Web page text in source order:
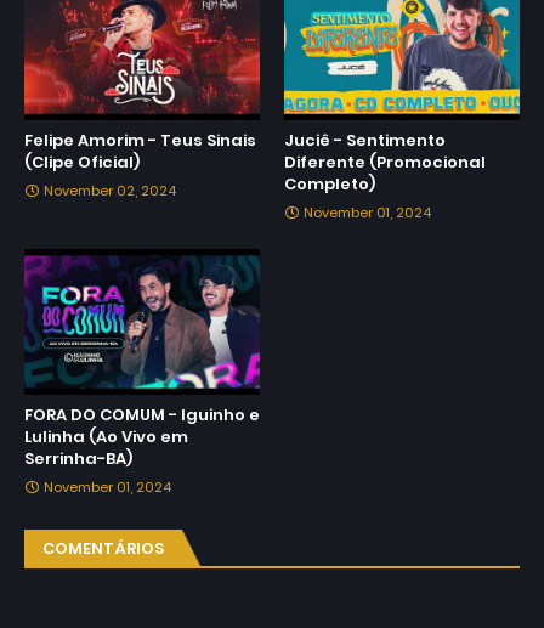
Felipe Amorim - Teus Sinais
(Clipe Oficial)
November 02, 2024
Juciê - Sentimento
Diferente (Promocional
Completo)
November 01, 2024
FORA DO COMUM - Iguinho e
Lulinha (Ao Vivo em
Serrinha-BA)
November 01, 2024
COMENTÁRIOS